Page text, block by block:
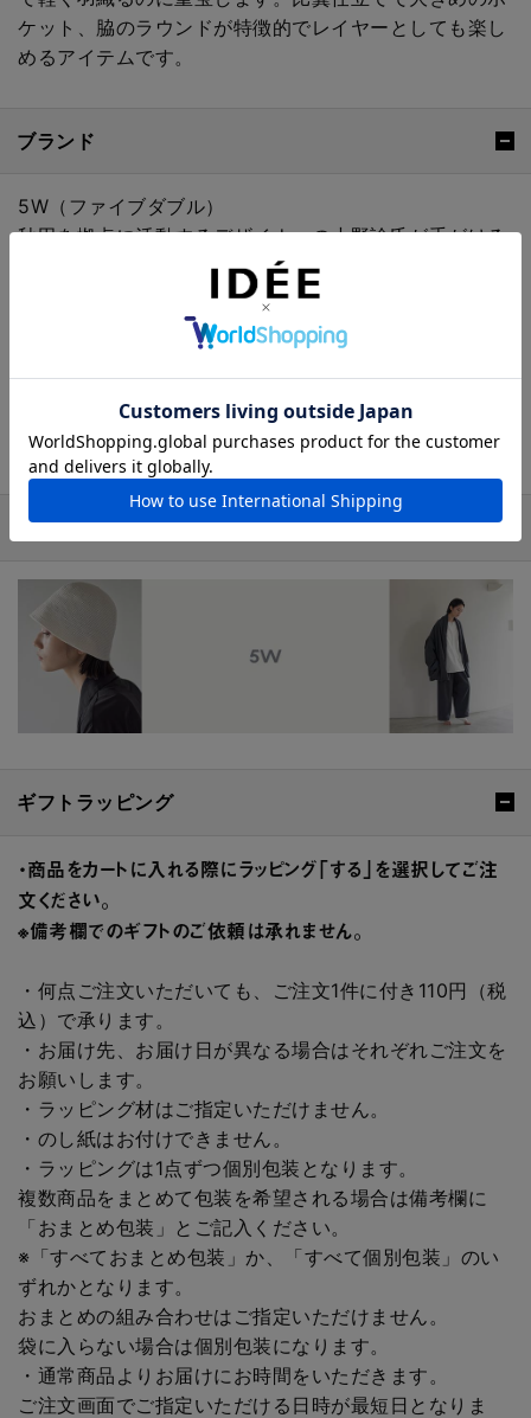
ケット、脇のラウンドが特徴的でレイヤーとしても楽し
めるアイテムです。
ブランド
5W（ファイブダブル）
秋田を拠点に活動するデザイナーの小野諭氏が手がける
ユニセックスのリラックスウエアブランド。
Relax, Modern, Japanをコンセプトに、シルエットの
美しさ、素材やディテールにこだわり抜いたアイテムを
リラックス感がありながらシルエットの美しさ、素材や
ディテールにこだわり抜いたアイテム取り揃えていま
す。
おすすめの特集
ギフトラッピング
・商品をカートに入れる際にラッピング「する」を選択してご注
文ください。
※備考欄でのギフトのご依頼は承れません。
・何点ご注文いただいても、ご注文1件に付き110円（税
込）で承ります。
・お届け先、お届け日が異なる場合はそれぞれご注文を
お願いします。
・ラッピング材はご指定いただけません。
・のし紙はお付けできません。
・ラッピングは1点ずつ個別包装となります。
複数商品をまとめて包装を希望される場合は備考欄に
「おまとめ包装」とご記入ください。
※「すべておまとめ包装」か、「すべて個別包装」のい
ずれかとなります。
おまとめの組み合わせはご指定いただけません。
袋に入らない場合は個別包装になります。
・通常商品よりお届けにお時間をいただきます。
ご注文画面でご指定いただける日時が最短日となりま